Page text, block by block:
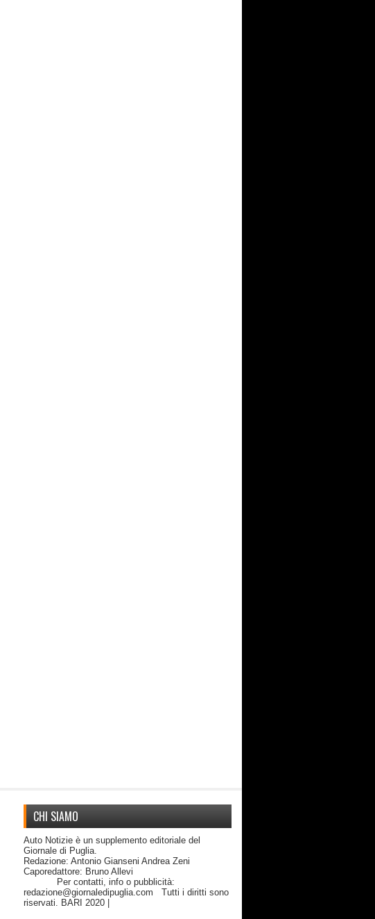
CHI SIAMO
Auto Notizie è un supplemento editoriale del
Giornale di Puglia.
Redazione: Antonio Gianseni Andrea Zeni
Caporedattore: Bruno Allevi
Per contatti, info o pubblicità:
redazione@giornaledipuglia.com Tutti i diritti sono
riservati. BARI 2020 |